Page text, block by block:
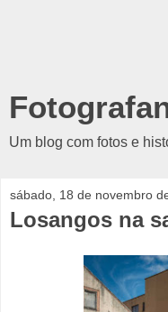
Um blog com fotos e
sábado, 18 de novembro
Losangos na